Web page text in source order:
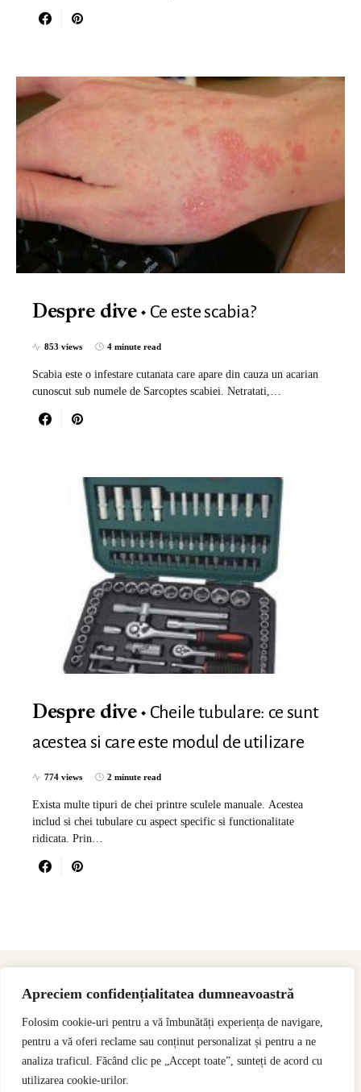
Apreciem confidențialitatea dumneavoastră
Folosim cookie-uri pentru a vă îmbunătăți experiența de navigare,
pentru a vă oferi reclame sau conținut personalizat și pentru a ne
analiza traficul. Făcând clic pe „Accept toate”, sunteți de acord cu
utilizarea cookie-urilor.
Despre dive Ce este scabia?
853 views 4 minute read
Scabia este o infestare cutanata care apare din cauza un acarian
cunoscut sub numele de Sarcoptes scabiei. Netratati,…
Despre dive
Cheile tubulare: ce sunt
acestea si care este modul de utilizare
774 views 2 minute read
Exista multe tipuri de chei printre sculele manuale. Acestea
includ si chei tubulare cu aspect specific si functionalitate
ridicata. Prin…